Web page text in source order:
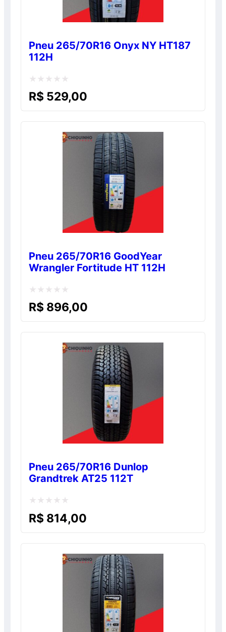
Pneu 265/70R16 Onyx NY HT187
112H
Avaliação
R$ 529,00
Pneu 265/70R16 GoodYear
Wrangler Fortitude HT 112H
Avaliação
R$ 896,00
Pneu 265/70R16 Dunlop
Grandtrek AT25 112T
Avaliação
R$ 814,00